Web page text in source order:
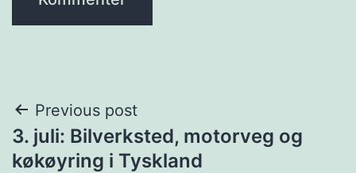
Innleggsnavigering
Previous post
3. juli: Bilverksted, motorveg og
køkøyring i Tyskland